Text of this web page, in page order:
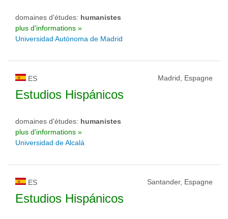
domaines d'études: humanistes
plus d'informations »
Universidad Autónoma de Madrid
ES Madrid, Espagne
Estudios Hispánicos
domaines d'études: humanistes
plus d'informations »
Universidad de Alcalá
ES Santander, Espagne
Estudios Hispánicos